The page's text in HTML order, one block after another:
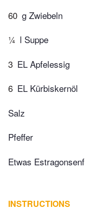
60 g Zwiebeln
¼ l Suppe
3 EL Apfelessig
6 EL Kürbiskernöl
Salz
Pfeffer
Etwas Estragonsenf
INSTRUCTIONS